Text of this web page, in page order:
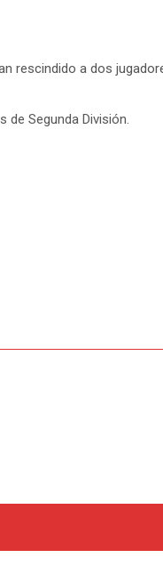
rescindido a dos
Segunda División.